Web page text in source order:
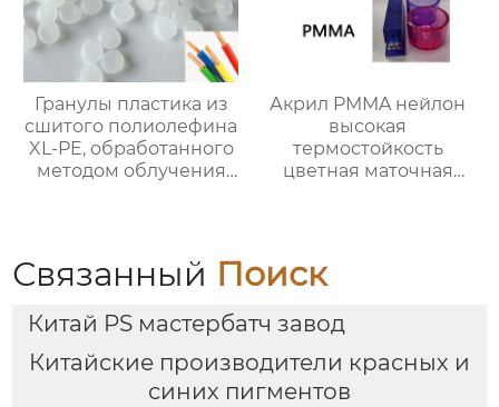
Гранулы пластика из
сшитого полиолефина
XL-PE, обработанного
методом облучения
Акрил PMMA нейлон
высокая
термостойкость
цветная маточная
Связанный Поиск
Китай PS мастербатч завод
Китайские производители красных и
синих пигментов